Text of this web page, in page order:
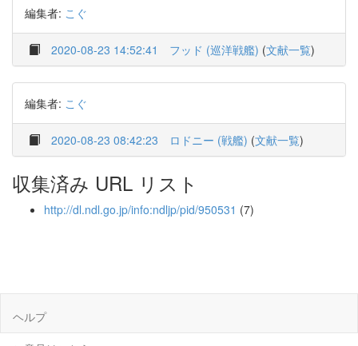
編集者: こぐ
2020-08-23 14:52:41 フッド (巡洋戦艦) (文献一覧)
編集者: こぐ
2020-08-23 08:42:23 ロドニー (戦艦) (文献一覧)
収集済み URL リスト
http://dl.ndl.go.jp/info:ndljp/pid/950531 (7)
ヘルプ